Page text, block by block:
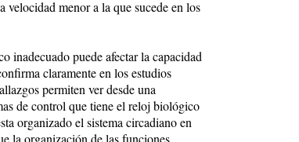
velocidad menor a la que sucede en los
inadecuado puede afectar la capacidad
claramente en los estudios
permiten ver desde una
de control que tiene el reloj biológico
organizado el sistema circadiano en
la organización de las funciones